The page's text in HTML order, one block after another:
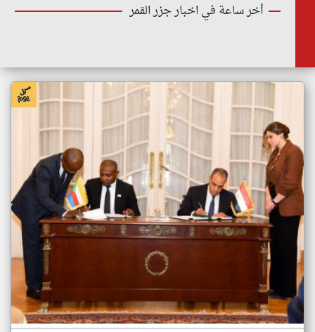
أخر ساعة في اخبار جزر القمر